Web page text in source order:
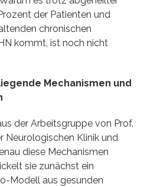
der Patienten und
chronischen
kommt, ist noch nicht
Mechanismen und
der Arbeitsgruppe von Prof.
Neurologischen Klinik und
diese Mechanismen
sie zunächst ein
Modell aus gesunden